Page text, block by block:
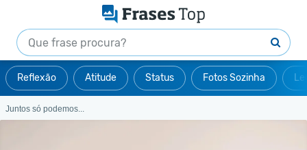
Reflexão Atitude Status Fotos Sozinha
Juntos só podemos...